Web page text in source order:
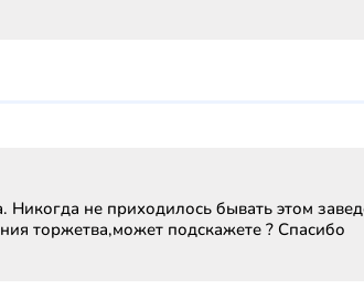
Никогда не приходилось бывать этом
торжетва,может подскажете ? Спасибо